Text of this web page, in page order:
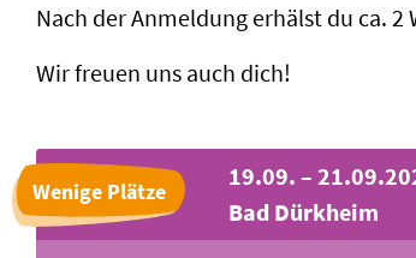
Nach der Anmeldung erhälst du ca.
Wir freuen uns auch dich!
Wenige Plätze
19.09. –
Bad Dürkheim